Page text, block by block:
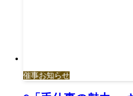
催事お知らせ